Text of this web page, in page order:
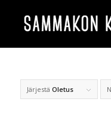
Järjestä Oletus